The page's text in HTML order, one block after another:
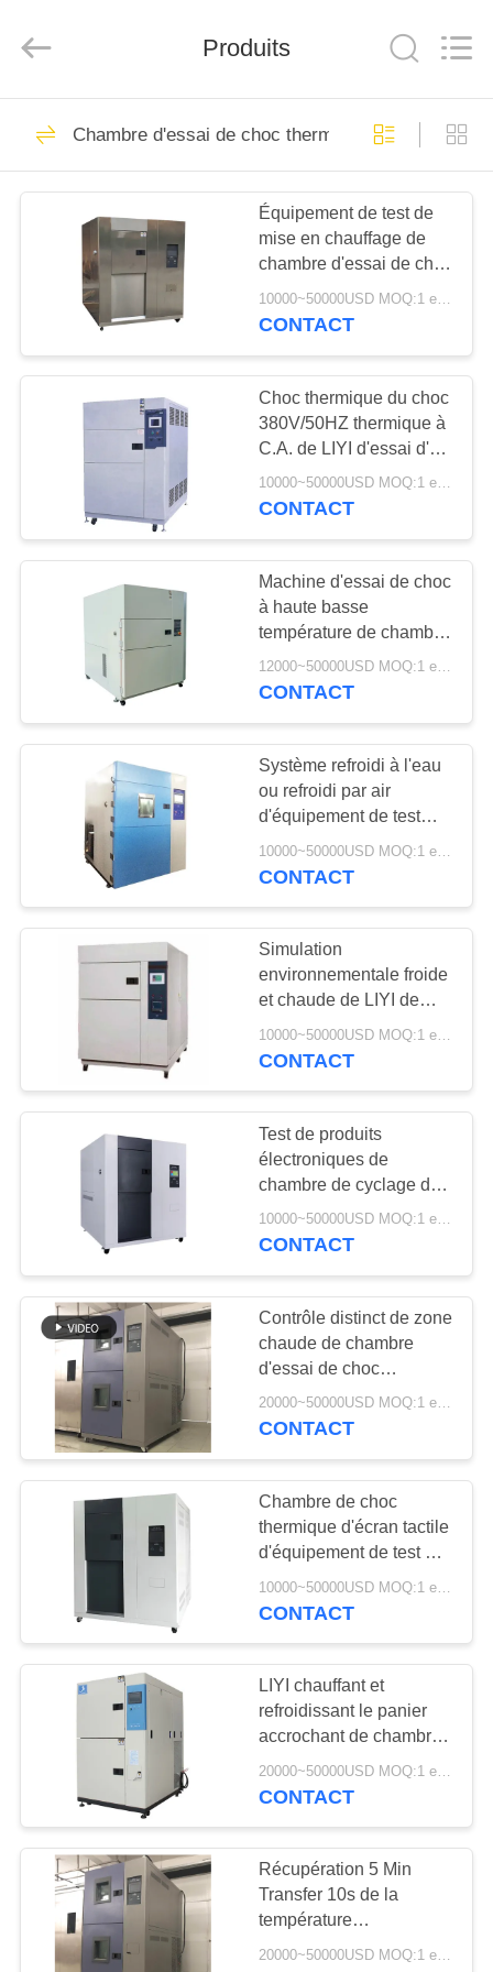
MAISON
PRODUITS
SUJET
NOUS
VISITE
D'USINE
CONTRÔLE
DE
QUALITÉ
CONTACTEZ-
NOUS
DEMANDEZ
UNE
CITATION
PLAN
PRIVACY
POLICY
Technology
Chambre d'essai de
climat
chambre d'essai
concernant
l'environnement
116
Chambre d'essai de
choc thermique
23
étuve électrique
65
Étuve industrielle
chambre d'essai
vieillissant
64
Chambre d'essai de
la poussière de
sable
18
Chambre d'essai à
l'embrun salin
39
Produits
Chambre d'essai de choc thermique
Équipement de test de
mise en chauffage de
chambre d'essai de choc
thermique d'acier
inoxydable de LIYI 304
10000~50000USD MOQ:1 ensemble
CONTACT
Choc thermique du choc
380V/50HZ thermique à
C.A. de LIYI d'essai d'air
climatique de chambre
10000~50000USD MOQ:1 ensemble
CONTACT
Machine d'essai de choc
à haute basse
température de chambre
d'essai de choc
thermique
12000~50000USD MOQ:1 ensemble
CONTACT
Système refroidi à l'eau
ou refroidi par air
d'équipement de test
d'impact thermique de
climat électronique de
CONTACT
Simulation
environnementale froide
et chaude de LIYI de
choc thermique de
chambre de stabilité
10000~50000USD MOQ:1 ensemble
CONTACT
Test de produits
électroniques de
chambre de cyclage de
température à 3 zones
autonome LIYI
10000~50000USD MOQ:1 ensemble
CONTACT
Contrôle distinct de zone
chaude de chambre
d'essai de choc
thermique de LIYI 80L et
de zone froide
20000~50000USD MOQ:1 ensemble
CONTACT
Chambre de choc
thermique d'écran tactile
d'équipement de test de
choc thermique de porte
simple de LIYI
CONTACT
LIYI chauffant et
refroidissant le panier
accrochant de chambre
d'essai de choc
thermique -65 à +185
20000~50000USD MOQ:1 ensemble
CONTACT
Récupération 5 Min
Transfer 10s de la
température
d'équipement de choc
20000~50000USD MOQ:1 ensemble